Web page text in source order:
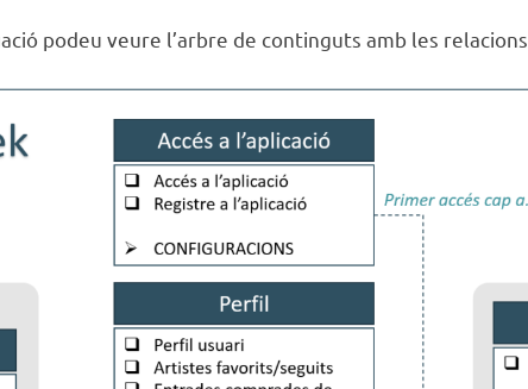
podeu veure l’arbre de continguts amb les